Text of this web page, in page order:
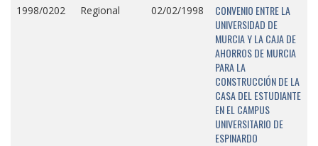
1998/0202 Regional 02/02/1998
CONVENIO ENTRE LA
UNIVERSIDAD DE
MURCIA Y LA CAJA DE
AHORROS DE MURCIA
PARA LA
CONSTRUCCIÓN DE LA
CASA DEL ESTUDIANTE
EN EL CAMPUS
UNIVERSITARIO DE
ESPINARDO